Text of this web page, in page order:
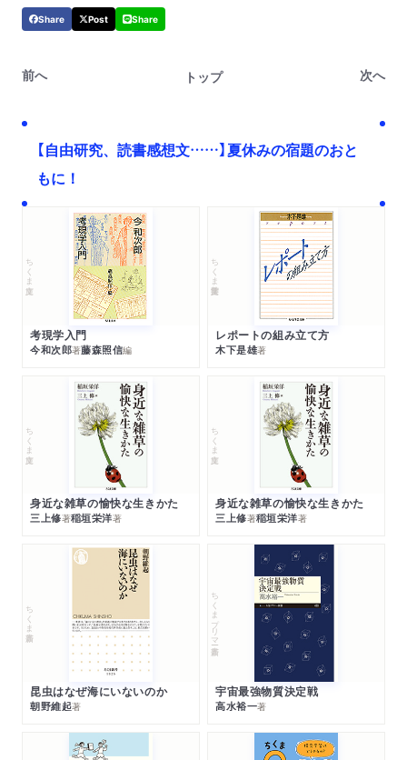
Share Post Share
前へ トップ 次へ
【自由研究、読書感想文……】夏休みの宿題のおと
もに！
ちくま文庫
考現学入門
今和次郎著藤森照信編
ちくま学芸文庫
レポートの組み立て方
木下是雄著
ちくま文庫
身近な雑草の愉快な生きかた
三上修著稲垣栄洋著
ちくま文庫
身近な雑草の愉快な生きかた
三上修著稲垣栄洋著
ちくま新書
昆虫はなぜ海にいないのか
朝野維起著
ちくまプリマー新書
宇宙最強物質決定戦
高水裕一著